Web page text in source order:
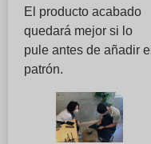
El producto acabado
quedará mejor si lo
pule antes de añadir el
patrón.